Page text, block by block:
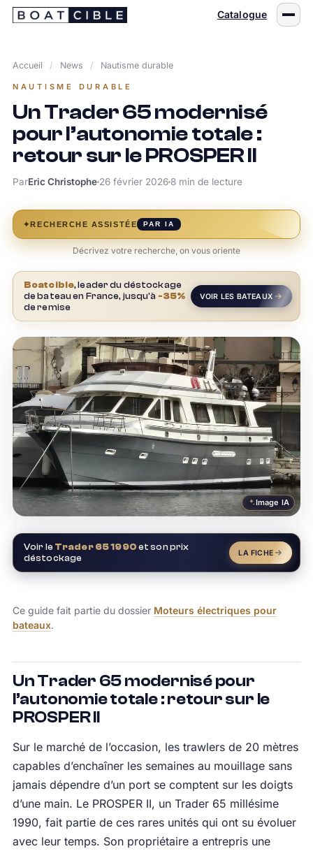
Passer
Catalogue
Accueil / News / Nautisme durable
NAUTISME DURABLE
Un Trader 65 modernisé
pour l’autonomie totale :
retour sur le PROSPER II
ParEric Christophe26 février 20268 min de lecture
✦RECHERCHE ASSISTÉE PAR IA
Décrivez votre recherche, on vous oriente
Boatcible, leader du déstockage
de bateau en France, jusqu'à -35%
de remise
VOIR LES BATEAUX
Image IA
Voir le Trader 65 1990 et son prix
déstockage
LA FICHE
Ce guide fait partie du dossier Moteurs électriques pour
bateaux.
Un Trader 65 modernisé pour
l’autonomie totale : retour sur le
PROSPER II
Sur le marché de l’occasion, les trawlers de 20 mètres
capables d’enchaîner les semaines au mouillage sans
jamais dépendre d’un port se comptent sur les doigts
d’une main. Le PROSPER II, un Trader 65 millésime
1990, fait partie de ces rares unités qui ont su évoluer
avec leur temps. Son propriétaire a entrepris une